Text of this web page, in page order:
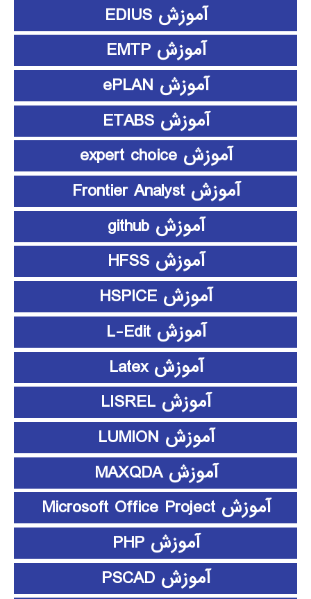
آموزش EDIUS
آموزش EMTP
آموزش ePLAN
آموزش ETABS
آموزش expert choice
آموزش Frontier Analyst
آموزش github
آموزش HFSS
آموزش HSPICE
آموزش L-Edit
آموزش Latex
آموزش LISREL
آموزش LUMION
آموزش MAXQDA
آموزش Microsoft Office Project
آموزش PHP
آموزش PSCAD